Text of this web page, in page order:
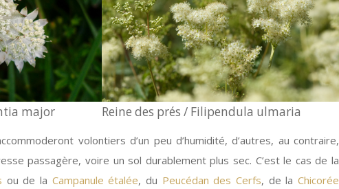
major Reine des prés / Filipendula ulmaria
volontiers d’un peu d’humidité, d’autres, au contraire,
passagère, voire un sol durablement plus sec. C’est le cas de la
ou de la Campanule étalée, du Peucédan des Cerfs, de laChicorée